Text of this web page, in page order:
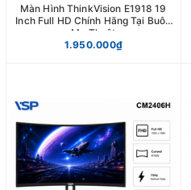
Màn Hình ThinkVision E1918 19
Inch Full HD Chính Hãng Tại Buôn
Ma Thuột
1.950.000₫